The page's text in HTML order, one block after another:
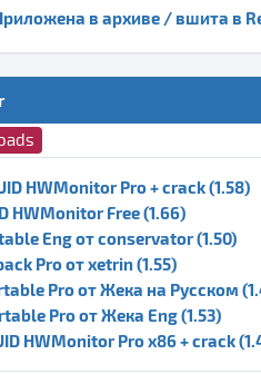
в архиве / вшита в
HWMonitor Pro + crack (1.58)
HWMonitor Free (1.66)
Eng от conservator (1.50)
Pro от xetrin (1.55)
Pro от Жека на Русском
Pro от Жека Eng (1.53)
HWMonitor Pro x86 + crack